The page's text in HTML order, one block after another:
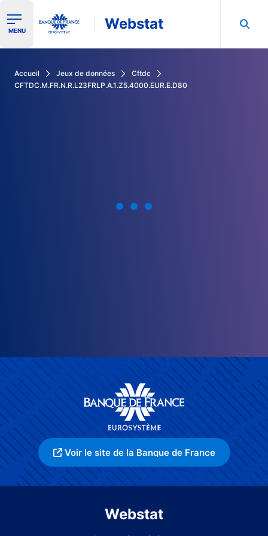
Ouvrir le menu de navigation
MENU Webstat
Accueil Jeux de données
Cftdc
CFTDC.M.FR.N.R.L23FRLP.A.1.Z5.4000.EUR.E.D80
Voir le site de la Banque de France
Webstat